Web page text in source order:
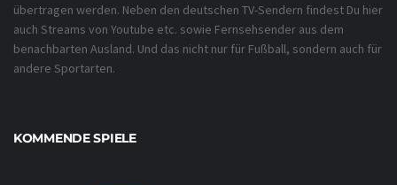
übertragen werden. Neben den deutschen TV-Sendern findest Du hier
auch Streams von Youtube etc. sowie Fernsehsender aus dem
benachbarten Ausland. Und das nicht nur für Fußball, sondern auch für
andere Sportarten.
KOMMENDE SPIELE